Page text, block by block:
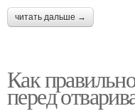
читать дальше →
Как
перед